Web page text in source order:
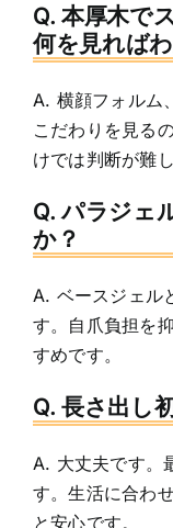
Q. 本厚木で
何を見れば
A. 横顔フォルム
こだわりを見る
けでは判断が難
Q. パラジェ
か？
A. ベースジェル
す。自爪負担を
すめです。
Q. 長さ出し
A. 大丈夫です。
す。生活に合わ
と安心です。